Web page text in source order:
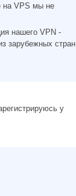
на VPS мы не
нашего VPN -
зарубежных стран,
у